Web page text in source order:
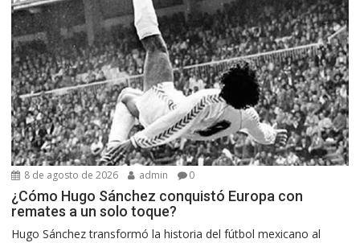
8 de agosto de 2026 admin 0
¿Cómo Hugo Sánchez conquistó Europa con
remates a un solo toque?
Hugo Sánchez transformó la historia del fútbol mexicano al